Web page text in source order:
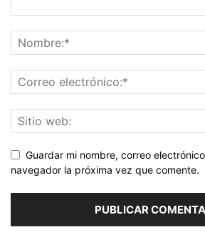
Guardar mi nombre, correo
navegador la próxima vez que comente.